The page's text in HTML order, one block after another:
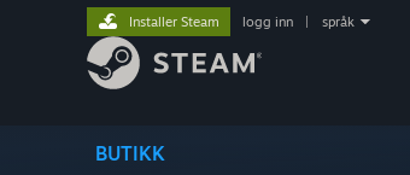
BUTIKK
Installer Steam logg inn språk